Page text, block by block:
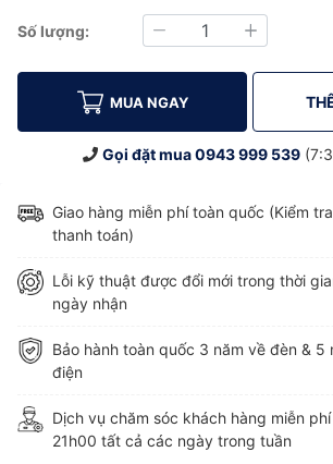
Số lượng:
Giảm Tăng
MUA NGAY
Gọi đặt mua0943 999 539
Giao hàng miễn phí toàn quốc (Kiểm
thanh toán)
Lỗi kỹ thuật được đổi mới trong thời
ngày nhận
Bảo hành toàn quốc 3 năm về đèn & 5
điện
Dịch vụ chăm sóc khách hàng miễn
21h00 tất cả các ngày trong tuần